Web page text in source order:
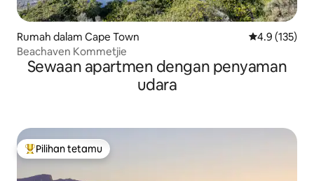
Rumah dalam Cape Town Penarafan
4.9 (135)
Beachaven Kommetjie
Sewaan apartmen dengan penyaman
udara
Pilihan utama tetamu
Pilihan tetamu